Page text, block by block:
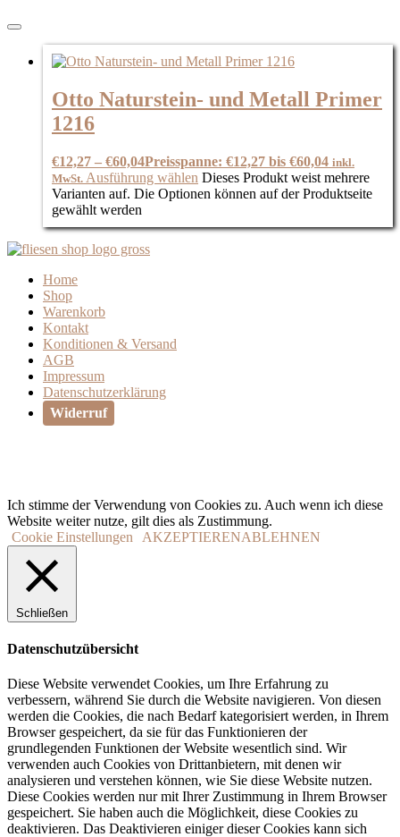
Otto Naturstein- und Metall Primer
1216
€12,27 – €60,04Preisspanne: €12,27 bis €60,04 inkl.
MwSt. Ausführung wählen Dieses Produkt weist mehrere
Varianten auf. Die Optionen können auf der Produktseite
gewählt werden
Home
Shop
Warenkorb
Kontakt
Konditionen & Versand
AGB
Impressum
Datenschutzerklärung
Widerruf
Ich stimme der Verwendung von Cookies zu. Auch wenn ich diese
Website weiter nutze, gilt dies als Zustimmung.
Cookie Einstellungen
AKZEPTIERENABLEHNEN
Schließen
Datenschutzübersicht
Diese Website verwendet Cookies, um Ihre Erfahrung zu
verbessern, während Sie durch die Website navigieren. Von diesen
werden die Cookies, die nach Bedarf kategorisiert werden, in Ihrem
Browser gespeichert, da sie für das Funktionieren der
grundlegenden Funktionen der Website wesentlich sind. Wir
verwenden auch Cookies von Drittanbietern, mit denen wir
analysieren und verstehen können, wie Sie diese Website nutzen.
Diese Cookies werden nur mit Ihrer Zustimmung in Ihrem Browser
gespeichert. Sie haben auch die Möglichkeit, diese Cookies zu
deaktivieren. Das Deaktivieren einiger dieser Cookies kann sich